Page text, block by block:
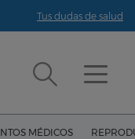
Tus dudas de salud
MÉDICOS